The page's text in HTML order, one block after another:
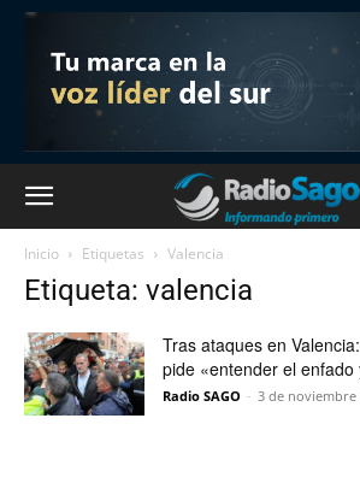
Inicio Etiquetas Valencia
Etiqueta: valencia
Tras ataques en
pide «entender el
Radio SAGO - 3 de noviembre